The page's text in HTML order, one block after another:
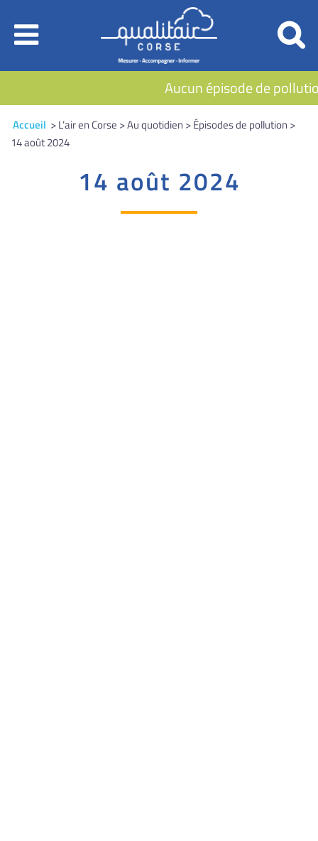
Aucun épisode de
Accueil > L’air en Corse > Au quotidien > Épisodes de pollution >
14 août 2024
14 août 2024